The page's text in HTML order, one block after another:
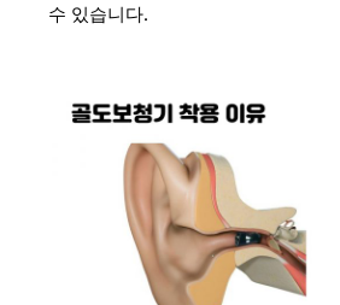
수 있습니다.